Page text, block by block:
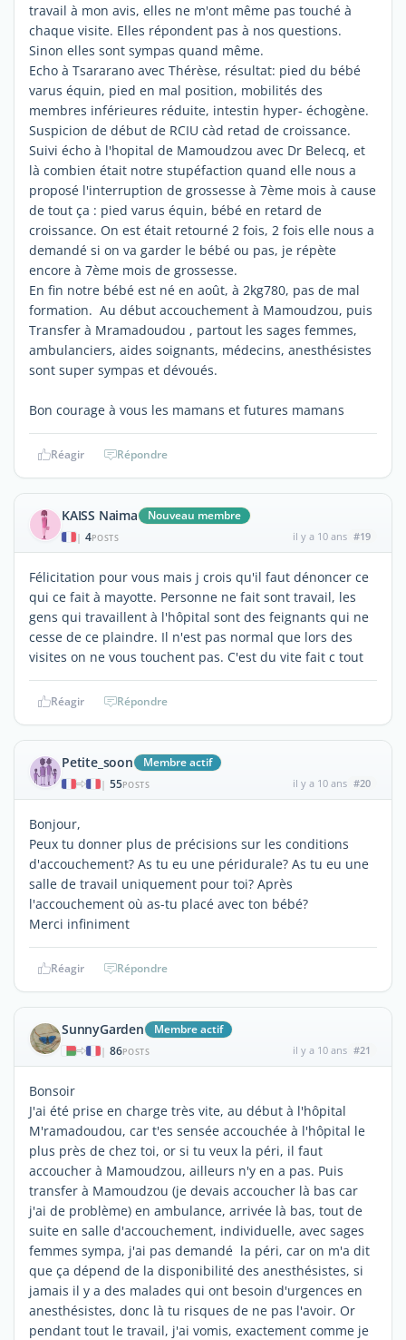
travail à mon avis, elles ne m'ont même pas touché à
chaque visite. Elles répondent pas à nos questions.
Sinon elles sont sympas quand même.
Echo à Tsararano avec Thérèse, résultat: pied du bébé
varus équin, pied en mal position, mobilités des
membres inférieures réduite, intestin hyper- échogène.
Suspicion de début de RCIU càd retad de croissance.
Suivi écho à l'hopital de Mamoudzou avec Dr Belecq, et
là combien était notre stupéfaction quand elle nous a
proposé l'interruption de grossesse à 7ème mois à cause
de tout ça : pied varus équin, bébé en retard de
croissance. On est était retourné 2 fois, 2 fois elle nous a
demandé si on va garder le bébé ou pas, je répète
encore à 7ème mois de grossesse.
En fin notre bébé est né en août, à 2kg780, pas de mal
formation. Au début accouchement à Mamoudzou, puis
Transfer à Mramadoudou , partout les sages femmes,
ambulanciers, aides soignants, médecins, anesthésistes
sont super sympas et dévoués.
Bon courage à vous les mamans et futures mamans
Réagir Répondre
KAISS Naima Nouveau membre
| 4POSTS il y a 10 ans #19
Félicitation pour vous mais j crois qu'il faut dénoncer ce
qui ce fait à mayotte. Personne ne fait sont travail, les
gens qui travaillent à l'hôpital sont des feignants qui ne
cesse de ce plaindre. Il n'est pas normal que lors des
visites on ne vous touchent pas. C'est du vite fait c tout
Réagir Répondre
Petite_soon Membre actif
| 55POSTS il y a 10 ans #20
Bonjour,
Peux tu donner plus de précisions sur les conditions
d'accouchement? As tu eu une péridurale? As tu eu une
salle de travail uniquement pour toi? Après
l'accouchement où as-tu placé avec ton bébé?
Merci infiniment
Réagir Répondre
SunnyGarden Membre actif
| 86POSTS il y a 10 ans #21
Bonsoir
J'ai été prise en charge très vite, au début à l'hôpital
M'ramadoudou, car t'es sensée accouchée à l'hôpital le
plus près de chez toi, or si tu veux la péri, il faut
accoucher à Mamoudzou, ailleurs n'y en a pas. Puis
transfer à Mamoudzou (je devais accoucher là bas car
j'ai de problème) en ambulance, arrivée là bas, tout de
suite en salle d'accouchement, individuelle, avec sages
femmes sympa, j'ai pas demandé la péri, car on m'a dit
que ça dépend de la disponibilité des anesthésistes, si
jamais il y a des malades qui ont besoin d'urgences en
anesthésistes, donc là tu risques de ne pas l'avoir. Or
pendant tout le travail, j'ai vomis, exactement comme je